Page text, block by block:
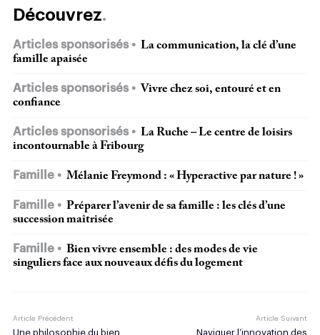
Découvrez
Articles sponsorisés
La communication, la clé d’une
famille apaisée
Articles sponsorisés
Vivre chez soi, entouré et en
confiance
Articles sponsorisés
La Ruche – Le centre de loisirs
incontournable à Fribourg
Famille Mélanie Freymond : « Hyperactive par nature ! »
Famille
Préparer l’avenir de sa famille : les clés d’une
succession maîtrisée
Famille
Bien vivre ensemble : des modes de vie
singuliers face aux nouveaux défis du logement
Article Précédent
Une philosophie du bien
Article Suivant
Naviguer l’innovation des